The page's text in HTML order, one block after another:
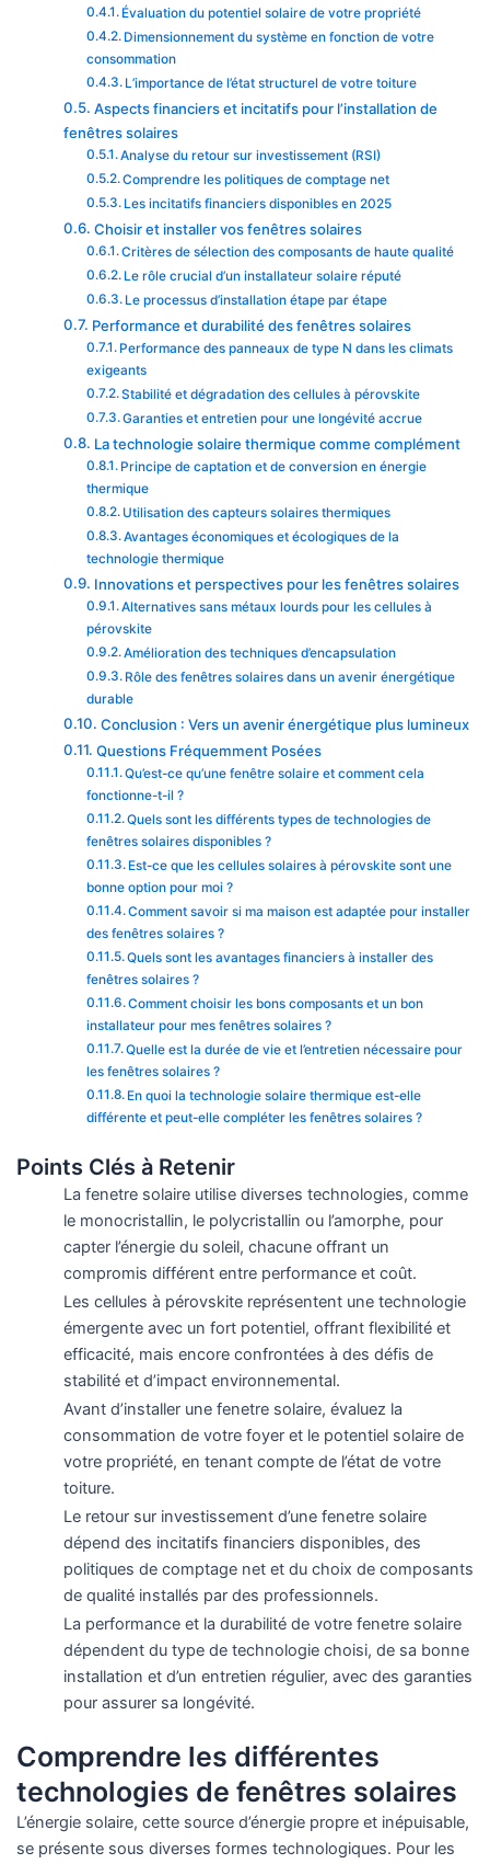
Évaluation du potentiel solaire de votre propriété
Dimensionnement du système en fonction de votre
consommation
L’importance de l’état structurel de votre toiture
Aspects financiers et incitatifs pour l’installation de
fenêtres solaires
Analyse du retour sur investissement (RSI)
Comprendre les politiques de comptage net
Les incitatifs financiers disponibles en 2025
Choisir et installer vos fenêtres solaires
Critères de sélection des composants de haute qualité
Le rôle crucial d’un installateur solaire réputé
Le processus d’installation étape par étape
Performance et durabilité des fenêtres solaires
Performance des panneaux de type N dans les climats
exigeants
Stabilité et dégradation des cellules à pérovskite
Garanties et entretien pour une longévité accrue
La technologie solaire thermique comme complément
Principe de captation et de conversion en énergie
thermique
Utilisation des capteurs solaires thermiques
Avantages économiques et écologiques de la
technologie thermique
Innovations et perspectives pour les fenêtres solaires
Alternatives sans métaux lourds pour les cellules à
pérovskite
Amélioration des techniques d’encapsulation
Rôle des fenêtres solaires dans un avenir énergétique
durable
Conclusion : Vers un avenir énergétique plus lumineux
Questions Fréquemment Posées
Qu’est-ce qu’une fenêtre solaire et comment cela
fonctionne-t-il ?
Quels sont les différents types de technologies de
fenêtres solaires disponibles ?
Est-ce que les cellules solaires à pérovskite sont une
bonne option pour moi ?
Comment savoir si ma maison est adaptée pour installer
des fenêtres solaires ?
Quels sont les avantages financiers à installer des
fenêtres solaires ?
Comment choisir les bons composants et un bon
installateur pour mes fenêtres solaires ?
Quelle est la durée de vie et l’entretien nécessaire pour
les fenêtres solaires ?
En quoi la technologie solaire thermique est-elle
différente et peut-elle compléter les fenêtres solaires ?
Points Clés à Retenir
La fenetre solaire utilise diverses technologies, comme
le monocristallin, le polycristallin ou l’amorphe, pour
capter l’énergie du soleil, chacune offrant un
compromis différent entre performance et coût.
Les cellules à pérovskite représentent une technologie
émergente avec un fort potentiel, offrant flexibilité et
efficacité, mais encore confrontées à des défis de
stabilité et d’impact environnemental.
Avant d’installer une fenetre solaire, évaluez la
consommation de votre foyer et le potentiel solaire de
votre propriété, en tenant compte de l’état de votre
toiture.
Le retour sur investissement d’une fenetre solaire
dépend des incitatifs financiers disponibles, des
politiques de comptage net et du choix de composants
de qualité installés par des professionnels.
La performance et la durabilité de votre fenetre solaire
dépendent du type de technologie choisi, de sa bonne
installation et d’un entretien régulier, avec des garanties
pour assurer sa longévité.
Comprendre les différentes
technologies de fenêtres solaires
L’énergie solaire, cette source d’énergie propre et inépuisable,
se présente sous diverses formes technologiques. Pour les